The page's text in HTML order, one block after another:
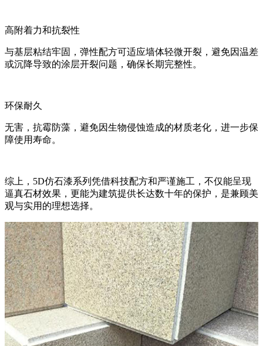
高附着力和抗裂性
与基层粘结牢固，弹性配方可适应墙体轻微开裂，避免因温差
或沉降导致的涂层开裂问题，确保长期完整性。
环保耐久
无害，抗霉防藻，避免因生物侵蚀造成的材质老化，进一步保
障使用寿命。
综上，5D仿石漆系列凭借科技配方和严谨施工，不仅能呈现
逼真石材效果，更能为建筑提供长达数十年的保护，是兼顾美
观与实用的理想选择。